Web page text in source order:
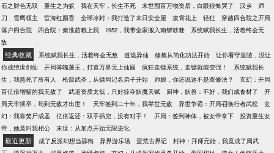
石之财色无双
重生之为蚁 我在天牢，长生不死 末世囤百万物资后，白眼狼悔哭了 汉乡
师
刀
雪鹰领主 宦海红颜香 全球冰封：我打造了末日安全屋 凌霄花上 轻狂
穿越四合院之开局
落户四合院
四合院：秦淮茹赖上我 1952，我带全家搬入南锣鼓巷
系统赋我长生，活着终会无
敌
经典收藏 系统赋我长生，活着终会无敌 道诡异仙 修炼从简化功法开始
让你看守皇陵，没让
你成绝世剑仙
开局落魄藩王，打造万界无上仙庭 疯狂走镖系统，走镖就能变强！
系统赋我长
生，我熬死了所有人
枪箭武圣，从镖局记名弟子开始 师娘，你还说这不是双修法？
玄幻：开局
百亿倍增幅的我无敌了
武道资质太低，只好掠夺妖魔天赋 厨神，妖兽：不好，我们成食材了
开
局天牢狱卒，苟到无敌才出世！
天牢签到二十年，我举世无敌 异世争霸：开局召唤行者武松
玄
幻：我靠焚尸成圣
亿倍返还：双手插兜，没有对手！ 开局：签到神体，被女帝拿下
投资重生女
帝，她竟叫我相公
末世：从加点开始无限进化
最近更新 成了反派却想当舔狗 异界游乐场 蛮荒古界记
封神：拜师元始，我竟成了周武